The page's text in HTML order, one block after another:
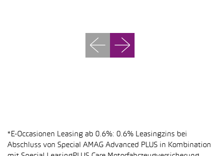
*E-Occasionen Leasing ab 0.6%: 0.6% Leasingzins bei
Abschluss von Special AMAG Advanced PLUS in Kombination